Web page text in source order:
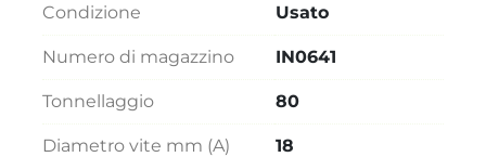
Condizione Usato
Numero di magazzino IN0641
Tonnellaggio 80
Diametro vite mm (A) 18